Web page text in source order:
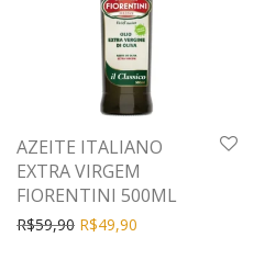
AZEITE ITALIANO
EXTRA VIRGEM
FIORENTINI 500ML
R$59,90 R$49,90